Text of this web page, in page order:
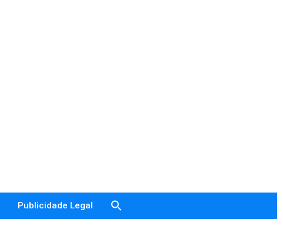
Publicidade Legal